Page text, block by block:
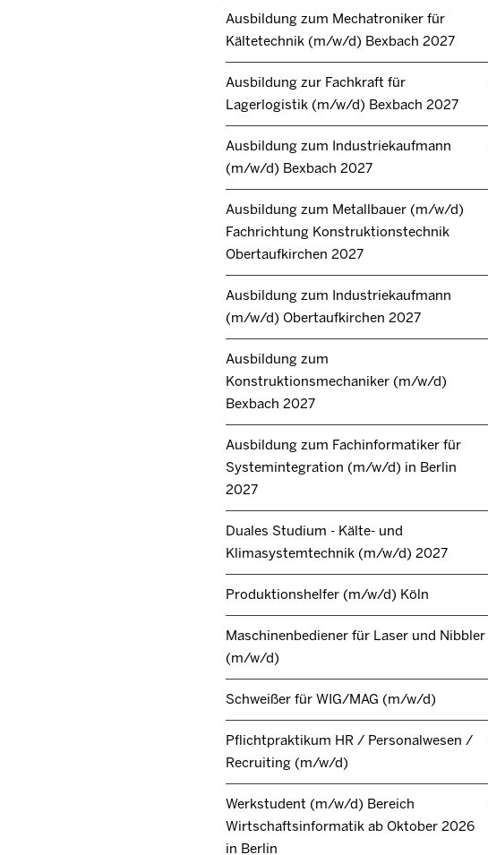
Ausbildung zum Mechatroniker für
Kältetechnik (m/w/d) Bexbach 2027
Ausbildung zur Fachkraft für
Lagerlogistik (m/w/d) Bexbach 2027
Ausbildung zum Industriekaufmann
(m/w/d) Bexbach 2027
Ausbildung zum Metallbauer (m/w/d)
Fachrichtung Konstruktionstechnik
Obertaufkirchen 2027
Ausbildung zum Industriekaufmann
(m/w/d) Obertaufkirchen 2027
Ausbildung zum
Konstruktionsmechaniker (m/w/d)
Bexbach 2027
Ausbildung zum Fachinformatiker für
Systemintegration (m/w/d) in Berlin
2027
Duales Studium - Kälte- und
Klimasystemtechnik (m/w/d) 2027
Produktionshelfer (m/w/d) Köln
Maschinenbediener für Laser und Nibbler
(m/w/d)
Schweißer für WIG/MAG (m/w/d)
Pflichtpraktikum HR / Personalwesen /
Recruiting (m/w/d)
Werkstudent (m/w/d) Bereich
Wirtschaftsinformatik ab Oktober 2026
in Berlin